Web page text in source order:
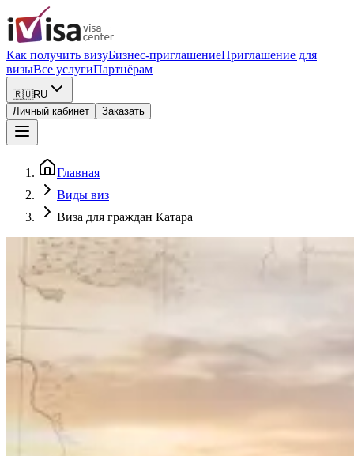
Как получить визуБизнес-приглашениеПриглашение для
визыВсе услугиПартнёрам
🇷🇺RU
Личный кабинет
Заказать
Главная
Виды виз
Виза для граждан Катара